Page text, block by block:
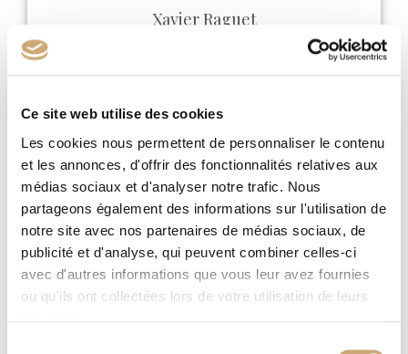
Ce site web utilise des cookies
Les cookies nous permettent de personnaliser le contenu
et les annonces, d'offrir des fonctionnalités relatives aux
médias sociaux et d'analyser notre trafic. Nous
partageons également des informations sur l'utilisation de
notre site avec nos partenaires de médias sociaux, de
publicité et d'analyse, qui peuvent combiner celles-ci
avec d'autres informations que vous leur avez fournies
ou qu'ils ont collectées lors de votre utilisation de leurs
Xavier Raguet
Tél :06 76 36 76 12